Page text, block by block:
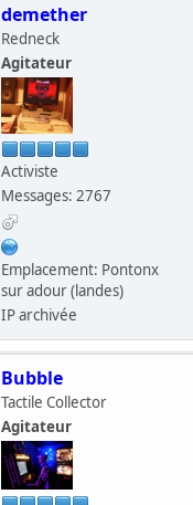
demether
Redneck
Agitateur
Activiste
Messages: 2767
Emplacement: Pontonx
sur adour (landes)
IP archivée
Bubble
Tactile Collector
Agitateur